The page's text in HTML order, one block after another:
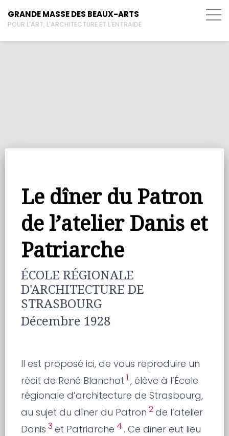
GRANDE MASSE DES BEAUX-ARTS
POUR L'ART, L'ARCHITECTURE ET L'ENTRAIDE
Le dîner du Patron
de l’atelier Danis et
Patriarche
ÉCOLE RÉGIONALE
D'ARCHITECTURE DE
STRASBOURG
Décembre 1928
Il est proposé ici, de vous reproduire un
récit de René Blanchot 1 , élève à l’École
régionale d’architecture de Strasbourg,
au sujet du dîner du Patron 2de l’atelier
Danis 3 et Patriarche 4 . Ce diner eut lieu